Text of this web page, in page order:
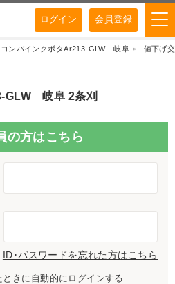
ログイン 会員登録
コンバインクボタAr213-GLW 岐阜 値下げ
GLW 岐阜 2条刈
の方はこちら
ID･パスワードを忘れた方はこちら
きに自動的にログインする